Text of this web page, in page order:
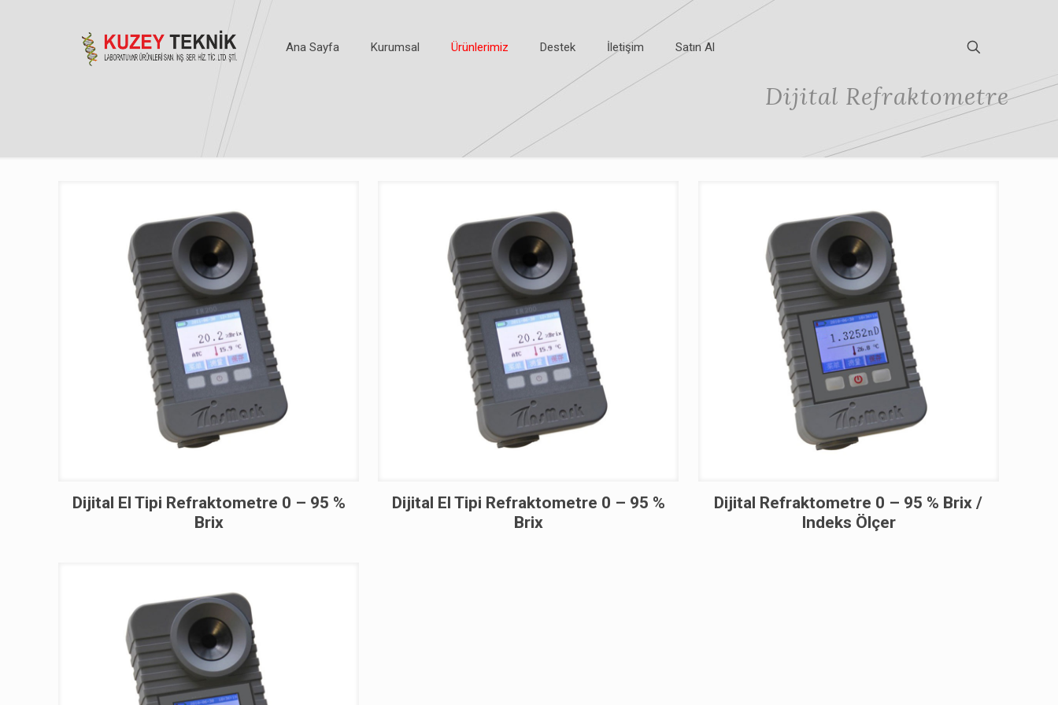
Ana Sayfa Kurumsal Ürünlerimiz Destek İletişim Satın Al
Dijital Refraktometre
Dijital El Tipi Refraktometre 0 – 95 %
Brix
Dijital El Tipi Refraktometre 0 – 95 %
Brix
Dijital Refraktometre 0 – 95 % Brix /
Indeks Ölçer